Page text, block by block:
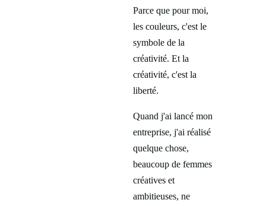
Parce que pour moi,
les couleurs, c'est le
symbole de la
créativité. Et la
créativité, c'est la
liberté.
Quand j'ai lancé mon
entreprise, j'ai réalisé
quelque chose,
beaucoup de femmes
créatives et
ambitieuses, ne